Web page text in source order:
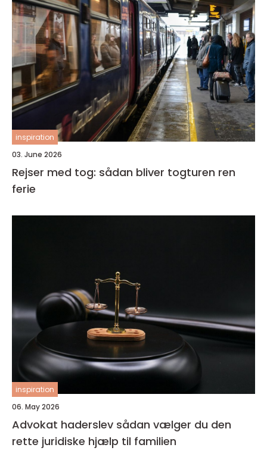
inspiration
03. June 2026
Rejser med tog: sådan bliver togturen ren
ferie
inspiration
06. May 2026
Advokat haderslev sådan vælger du den
rette juridiske hjælp til familien